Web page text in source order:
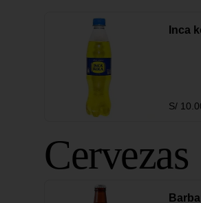
Inca
S/
Cervezas